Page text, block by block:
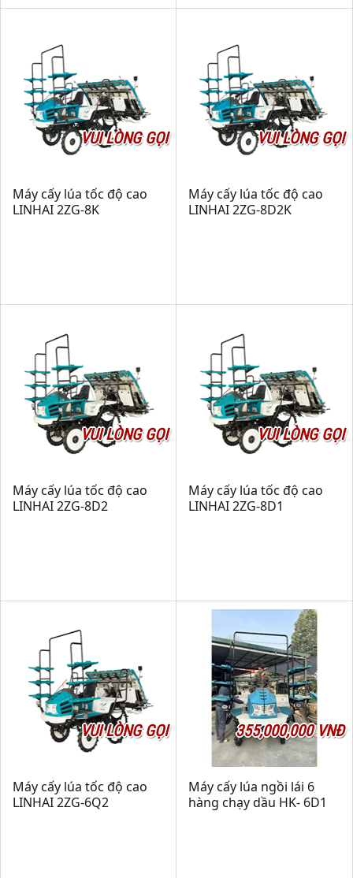
VUI LÒNG GỌI
Máy cấy lúa tốc độ cao
LINHAI 2ZG-8K
VUI LÒNG GỌI
Máy cấy lúa tốc độ cao
LINHAI 2ZG-8D2K
VUI LÒNG GỌI
Máy cấy lúa tốc độ cao
LINHAI 2ZG-8D2
VUI LÒNG GỌI
Máy cấy lúa tốc độ cao
LINHAI 2ZG-8D1
VUI LÒNG GỌI
Máy cấy lúa tốc độ cao
LINHAI 2ZG-6Q2
355,000,000 VNĐ
Máy cấy lúa ngồi lái 6
hàng chạy dầu HK- 6D1